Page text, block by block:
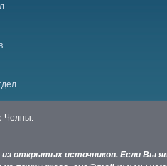
Челны.
открытых источников. Если Вы